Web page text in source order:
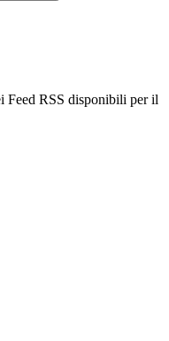
Feed RSS disponibili per il